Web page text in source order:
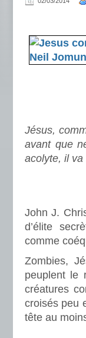
Jésus,
avant que
acolyte, il
John J.
d’élite
comme
Zombies,
peuplent le
créatures
croisés peu
tête au